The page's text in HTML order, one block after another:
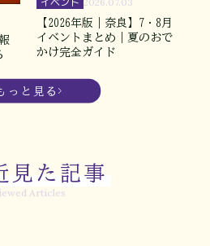
【2026年版｜奈良】7・8月
イベントまとめ｜夏のおで
かけ完全ガイド
っと見る
見た記事
Articles